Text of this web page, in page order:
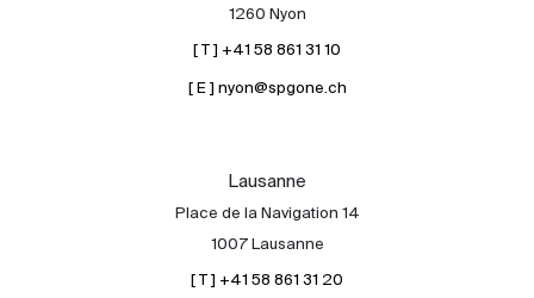
À propos
1260 Nyon
[ T ] +41 58 861 31 10
[ E ] nyon@spgone.ch
Lausanne
Place de la Navigation 14
1007 Lausanne
[ T ] +41 58 861 31 20